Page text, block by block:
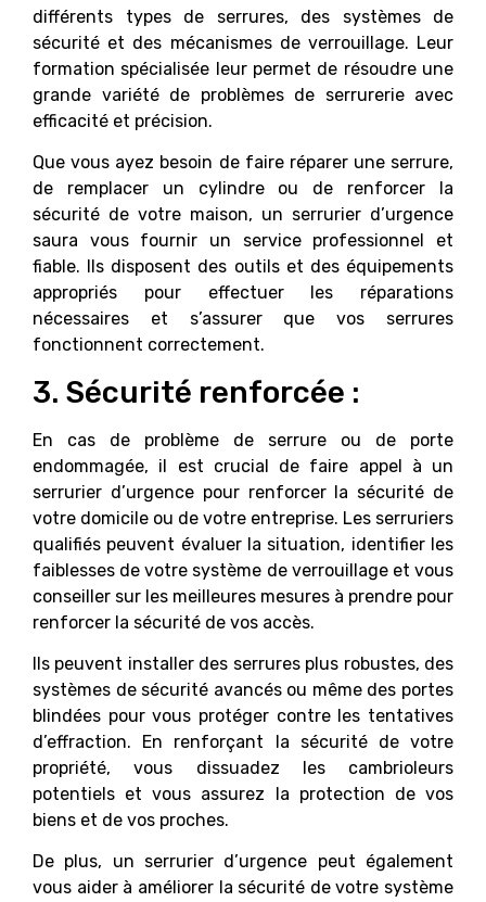
différents types de serrures, des systèmes de
sécurité et des mécanismes de verrouillage. Leur
formation spécialisée leur permet de résoudre une
grande variété de problèmes de serrurerie avec
efficacité et précision.
Que vous ayez besoin de faire réparer une serrure,
de remplacer un cylindre ou de renforcer la
sécurité de votre maison, un serrurier d’urgence
saura vous fournir un service professionnel et
fiable. Ils disposent des outils et des équipements
appropriés pour effectuer les réparations
nécessaires et s’assurer que vos serrures
fonctionnent correctement.
3. Sécurité renforcée :
En cas de problème de serrure ou de porte
endommagée, il est crucial de faire appel à un
serrurier d’urgence pour renforcer la sécurité de
votre domicile ou de votre entreprise. Les serruriers
qualifiés peuvent évaluer la situation, identifier les
faiblesses de votre système de verrouillage et vous
conseiller sur les meilleures mesures à prendre pour
renforcer la sécurité de vos accès.
Ils peuvent installer des serrures plus robustes, des
systèmes de sécurité avancés ou même des portes
blindées pour vous protéger contre les tentatives
d’effraction. En renforçant la sécurité de votre
propriété, vous dissuadez les cambrioleurs
potentiels et vous assurez la protection de vos
biens et de vos proches.
De plus, un serrurier d’urgence peut également
vous aider à améliorer la sécurité de votre système